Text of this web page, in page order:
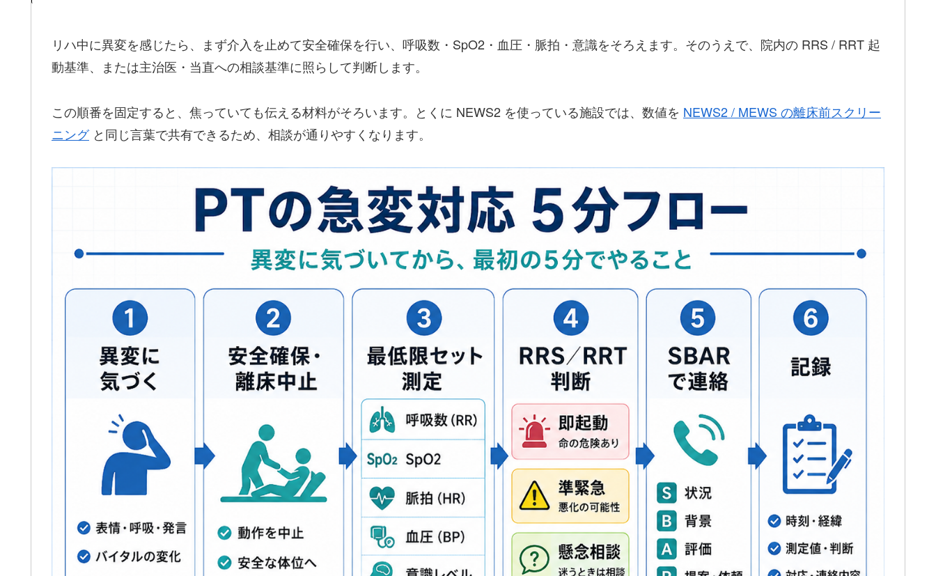
リハ中に異変を感じたら、まず介入を止めて安全確保を行い、呼吸数・SpO2・血圧・脈拍・意識をそろえます。そのうえで、院内の RRS / RRT 起
動基準、または主治医・当直への相談基準に照らして判断します。
この順番を固定すると、焦っていても伝える材料がそろいます。とくに NEWS2 を使っている施設では、数値を NEWS2 / MEWS の離床前スクリー
ニングと同じ言葉で共有できるため、相談が通りやすくなります。